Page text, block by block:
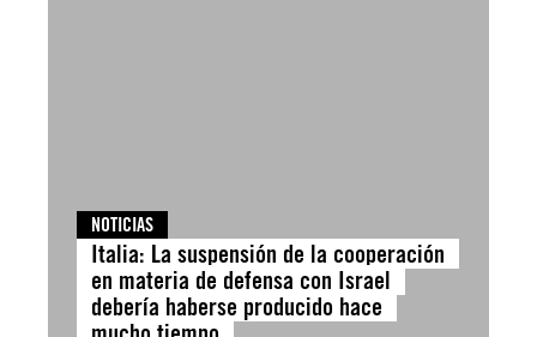
NOTICIAS
Italia: La suspensión de la cooperación
en materia de defensa con Israel
debería haberse producido hace